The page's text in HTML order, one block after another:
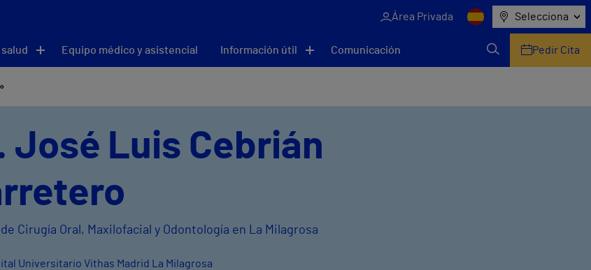
Área Privada Selecciona
Equipo médico y asistencial Información útil Comunicación Pedir Cita
José Luis Cebrián
Cirugía Oral, Maxilofacial y Odontología en La Milagrosa
Universitario Vithas Madrid La Milagrosa